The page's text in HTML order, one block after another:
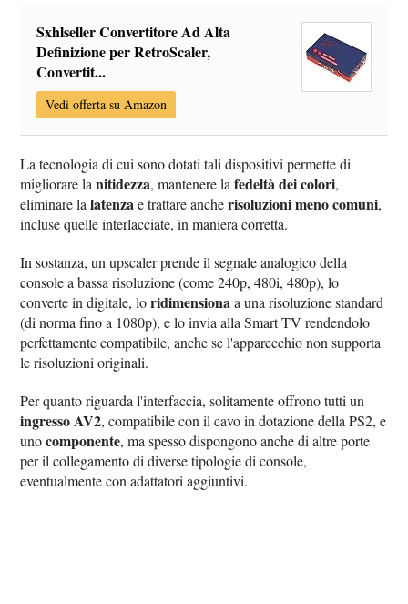
Sxhlseller Convertitore Ad Alta
Definizione per RetroScaler,
Convertit...
Vedi offerta su Amazon
La tecnologia di cui sono dotati tali dispositivi permette di
migliorare lanitidezza, mantenere lafedeltà dei colori,
eliminare lalatenzae trattare ancherisoluzioni meno comuni,
incluse quelle interlacciate, in maniera corretta.
In sostanza, un upscaler prende il segnale analogico della
console a bassa risoluzione (come 240p, 480i, 480p), lo
converte in digitale, loridimensionaa una risoluzione standard
(di norma fino a 1080p), e lo invia alla Smart TV rendendolo
perfettamente compatibile, anche se l'apparecchio non supporta
le risoluzioni originali.
Per quanto riguarda l'interfaccia, solitamente offrono tutti un
ingresso AV2, compatibile con il cavo in dotazione della PS2, e
unocomponente, ma spesso dispongono anche di altre porte
per il collegamento di diverse tipologie di console,
eventualmente con adattatori aggiuntivi.